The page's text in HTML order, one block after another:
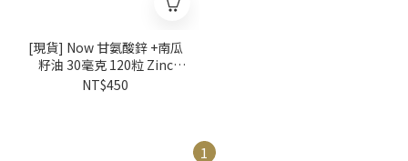
[現貨] Now 甘氨酸鋅 +南瓜
籽油 30毫克 120粒 Zinc
Glycinate
NT$450
1